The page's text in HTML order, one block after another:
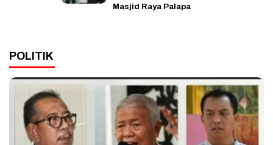
Masjid Raya Palapa
POLITIK